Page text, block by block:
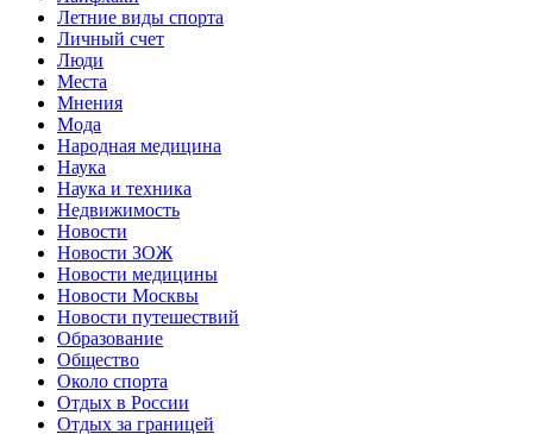
Летние виды спорта
Личный счет
Люди
Места
Мнения
Мода
Народная медицина
Наука
Наука и техника
Недвижимость
Новости
Новости ЗОЖ
Новости медицины
Новости Москвы
Новости путешествий
Образование
Общество
Около спорта
Отдых в России
Отдых за границей